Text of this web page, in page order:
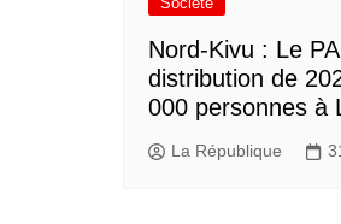
Nord-Kivu : Le
distribution de
000 personnes à
La République